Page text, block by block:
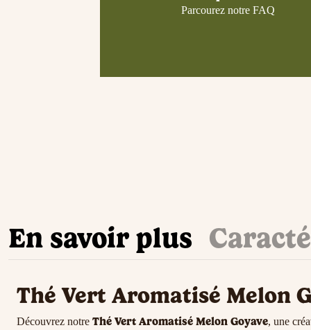
Parcourez notre FAQ
En savoir plus
Thé Vert Aromatisé Melon
Découvrez notre Thé Vert Aromatisé Melon Goyave, une